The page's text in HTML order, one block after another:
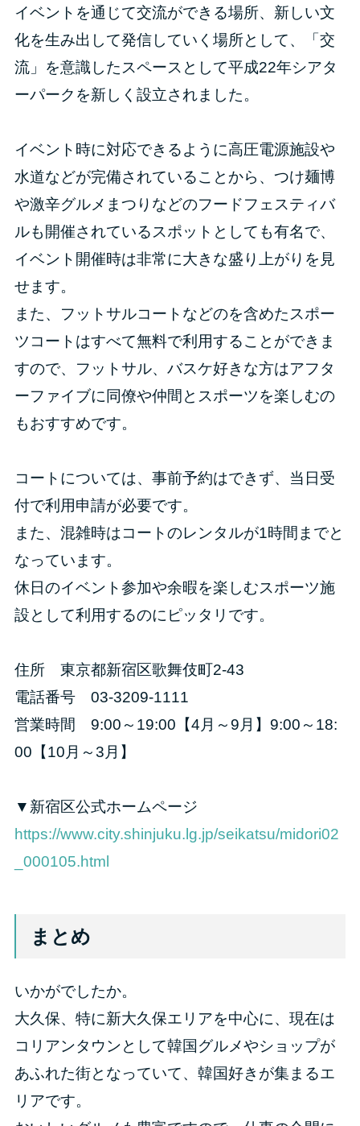
イベントを通じて交流ができる場所、新しい文
化を生み出して発信していく場所として、「交
流」を意識したスペースとして平成22年シアタ
ーパークを新しく設立されました。
イベント時に対応できるように高圧電源施設や
水道などが完備されていることから、つけ麺博
や激辛グルメまつりなどのフードフェスティバ
ルも開催されているスポットとしても有名で、
イベント開催時は非常に大きな盛り上がりを見
せます。
また、フットサルコートなどのを含めたスポー
ツコートはすべて無料で利用することができま
すので、フットサル、バスケ好きな方はアフタ
ーファイブに同僚や仲間とスポーツを楽しむの
もおすすめです。
コートについては、事前予約はできず、当日受
付で利用申請が必要です。
また、混雑時はコートのレンタルが1時間までと
なっています。
休日のイベント参加や余暇を楽しむスポーツ施
設として利用するのにピッタリです。
住所 東京都新宿区歌舞伎町2-43
電話番号 03-3209-1111
営業時間 9:00～19:00【4月～9月】9:00～18:
00【10月～3月】
▼新宿区公式ホームページ
https://www.city.shinjuku.lg.jp/seikatsu/midori02
_000105.html
まとめ
いかがでしたか。
大久保、特に新大久保エリアを中心に、現在は
コリアンタウンとして韓国グルメやショップが
あふれた街となっていて、韓国好きが集まるエ
リアです。